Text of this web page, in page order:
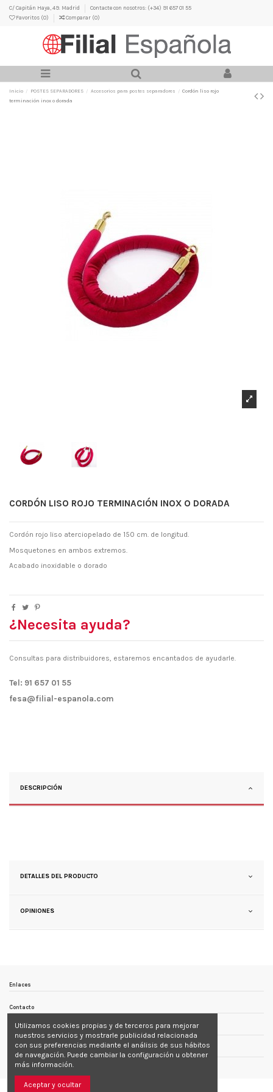
C/ Capitán Haya, 49. Madrid
Contacte con nosotros: (+34) 91 657 01 55
Favoritos (0) Comparar (0)
Inicio POSTES SEPARADORES Accesorios para postes separadores
Cordón liso rojo
terminación inox o dorada
CORDÓN LISO ROJO TERMINACIÓN INOX O DORADA
Cordón rojo liso aterciopelado de 150 cm. de longitud.
Mosquetones en ambos extremos.
Acabado inoxidable o dorado
¿Necesita ayuda?
Consultas para distribuidores, estaremos encantados de ayudarle.
Tel: 91 657 01 55
fesa@filial-espanola.com
DESCRIPCIÓN
DETALLES DEL PRODUCTO
OPINIONES
Enlaces
Contacto
Follow us
Utilizamos cookies propias y de terceros para mejorar
nuestros servicios y mostrarle publicidad relacionada
con sus preferencias mediante el análisis de sus hábitos
de navegación. Puede cambiar la configuración u obtener
más información.
Aceptar y ocultar